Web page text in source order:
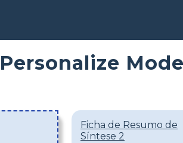
Personalize
Ficha de Resumo de
Síntese 2